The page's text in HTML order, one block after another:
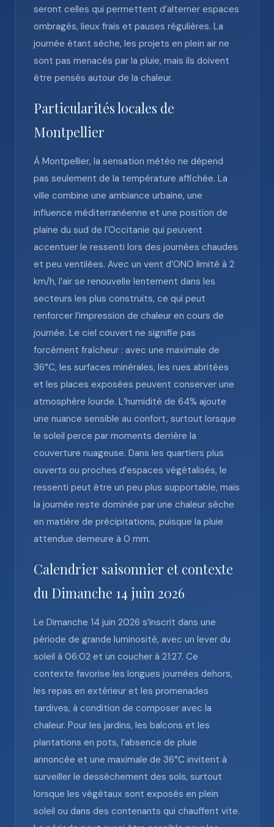
seront celles qui permettent d’alterner espaces
ombragés, lieux frais et pauses régulières. La
journée étant sèche, les projets en plein air ne
sont pas menacés par la pluie, mais ils doivent
être pensés autour de la chaleur.
Particularités locales de
Montpellier
À Montpellier, la sensation météo ne dépend
pas seulement de la température affichée. La
ville combine une ambiance urbaine, une
influence méditerranéenne et une position de
plaine du sud de l’Occitanie qui peuvent
accentuer le ressenti lors des journées chaudes
et peu ventilées. Avec un vent d’ONO limité à 2
km/h, l’air se renouvelle lentement dans les
secteurs les plus construits, ce qui peut
renforcer l’impression de chaleur en cours de
journée. Le ciel couvert ne signifie pas
forcément fraîcheur : avec une maximale de
36°C, les surfaces minérales, les rues abritées
et les places exposées peuvent conserver une
atmosphère lourde. L’humidité de 64% ajoute
une nuance sensible au confort, surtout lorsque
le soleil perce par moments derrière la
couverture nuageuse. Dans les quartiers plus
ouverts ou proches d’espaces végétalisés, le
ressenti peut être un peu plus supportable, mais
la journée reste dominée par une chaleur sèche
en matière de précipitations, puisque la pluie
attendue demeure à 0 mm.
Calendrier saisonnier et contexte
du Dimanche 14 juin 2026
Le Dimanche 14 juin 2026 s’inscrit dans une
période de grande luminosité, avec un lever du
soleil à 06:02 et un coucher à 21:27. Ce
contexte favorise les longues journées dehors,
les repas en extérieur et les promenades
tardives, à condition de composer avec la
chaleur. Pour les jardins, les balcons et les
plantations en pots, l’absence de pluie
annoncée et une maximale de 36°C invitent à
surveiller le dessèchement des sols, surtout
lorsque les végétaux sont exposés en plein
soleil ou dans des contenants qui chauffent vite.